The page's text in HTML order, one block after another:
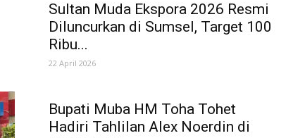
Sultan Muda Ekspora 2026 Resmi
Diluncurkan di Sumsel, Target 100
Ribu...
22 April 2026
Bupati Muba HM Toha Tohet
Hadiri Tahlilan Alex Noerdin di